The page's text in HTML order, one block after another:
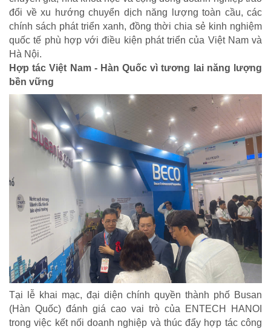
CUỘC SỐNG TƯƠI ĐẸP
Nối trọn yêu thương VTV1
Trái tim có nắng
đổi về xu hướng chuyển dịch năng lượng toàn cầu, các
chính sách phát triển xanh, đồng thời chia sẻ kinh nghiệm
quốc tế phù hợp với điều kiện phát triển của Việt Nam và
Hà Nội.
Hợp tác Việt Nam - Hàn Quốc vì tương lai năng lượng
bền vững
Tại lễ khai mạc, đại diện chính quyền thành phố Busan
(Hàn Quốc) đánh giá cao vai trò của ENTECH HANOI
trong việc kết nối doanh nghiệp và thúc đẩy hợp tác công